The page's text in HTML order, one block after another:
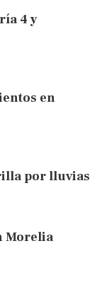
4 y
en
por lluvias
Morelia